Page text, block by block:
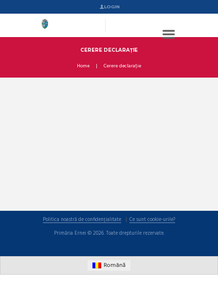
LOGIN
CERERE DECLARAȚIE
Home Cerere declarație
Politica noastră de confidențialitate
Ce sunt cookie-urile?
Primăria Ernei © 2026. Toate drepturile rezervate.
Română